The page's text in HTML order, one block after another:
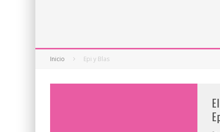
CANADÁ CELEBRA EL ORGULLO
Inicio Epi y Blas